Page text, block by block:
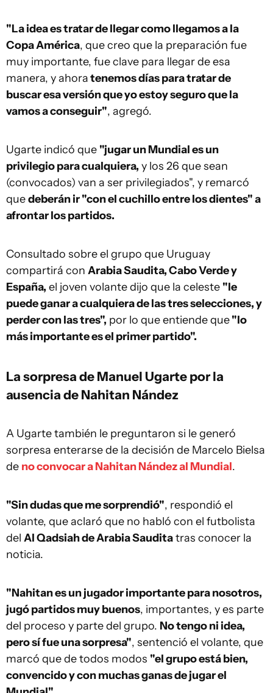
"La idea es tratar de llegar como llegamos a la
Copa América, que creo que la preparación fue
muy importante, fue clave para llegar de esa
manera, y ahoratenemos días para tratar de
buscar esa versión que yo estoy seguro que la
vamos a conseguir", agregó.
Ugarte indicó que "jugar un Mundial es un
privilegio para cualquiera, y los 26 que sean
(convocados) van a ser privilegiados", y remarcó
quedeberán ir "con el cuchillo entre los dientes" a
afrontar los partidos.
Consultado sobre el grupo que Uruguay
compartirá con Arabia Saudita, Cabo Verde y
España, el joven volante dijo que la celeste "le
puede ganar a cualquiera de las tres selecciones, y
perder con las tres", por lo que entiende que"lo
más importante es el primer partido".
La sorpresa de Manuel Ugarte por la
ausencia de Nahitan Nández
A Ugarte también le preguntaron si le generó
sorpresa enterarse de la decisión de Marcelo Bielsa
de no convocar a Nahitan Nández al Mundial.
"Sin dudas que me sorprendió", respondió el
volante, que aclaró que no habló con el futbolista
del Al Qadsiah de Arabia Sauditatras conocer la
noticia.
"Nahitan es un jugador importante para nosotros,
jugó partidos muy buenos, importantes, y es parte
del proceso y parte del grupo. No tengo ni idea,
pero sí fue una sorpresa", sentenció el volante, que
marcó que de todos modos "el grupo está bien,
convencido y con muchas ganas de jugar el